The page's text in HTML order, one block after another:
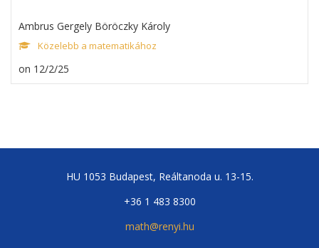
Ambrus Gergely Böröczky Károly
Közelebb a matematikához
on 12/2/25
HU 1053 Budapest, Reáltanoda u. 13-15.
+36 1 483 8300
math@renyi.hu